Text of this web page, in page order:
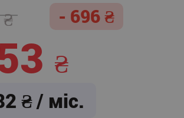
- 696
/ міс.